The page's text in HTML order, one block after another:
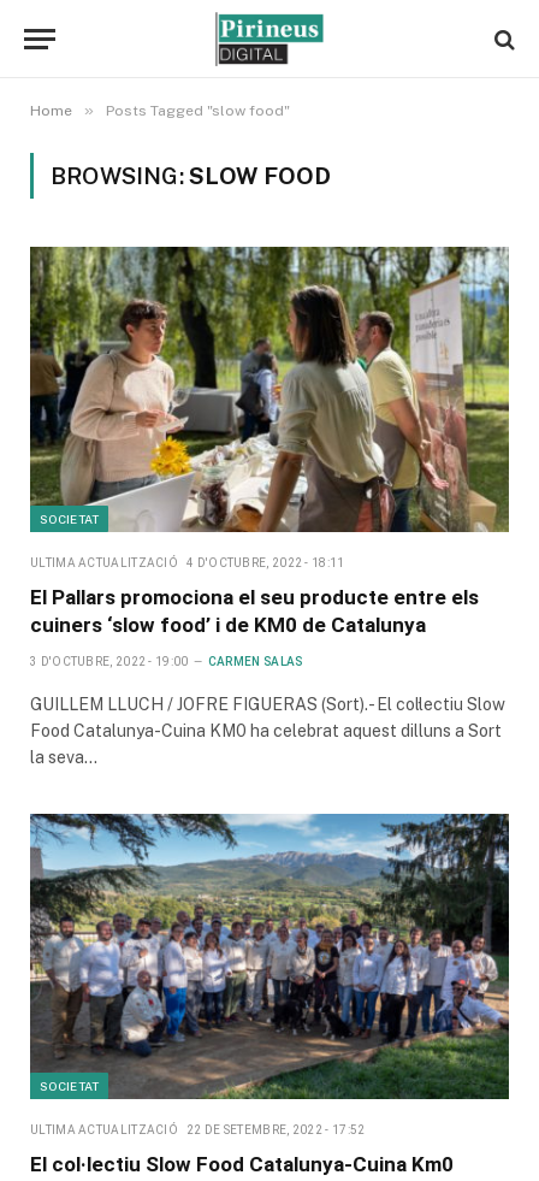
Home » Posts Tagged "slow food"
BROWSING:SLOW FOOD
SOCIETAT
ULTIMA ACTUALITZACIÓ 4 D'OCTUBRE, 2022 - 18:11
El Pallars promociona el seu producte entre els
cuiners ‘slow food’ i de KM0 de Catalunya
3 D'OCTUBRE, 2022 - 19:00 CARMEN SALAS
GUILLEM LLUCH / JOFRE FIGUERAS (Sort).- El col·lectiu Slow
Food Catalunya-Cuina KM0 ha celebrat aquest dilluns a Sort
la seva…
SOCIETAT
ULTIMA ACTUALITZACIÓ 22 DE SETEMBRE, 2022 - 17:52
El col·lectiu Slow Food Catalunya-Cuina Km0